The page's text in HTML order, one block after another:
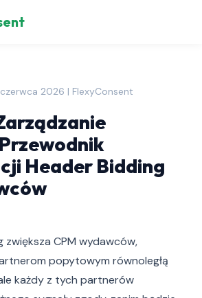
2026 | FlexyConsent
Header Bidding
zwiększa CPM wydawców,
popytowym równoległą
każdy z tych partnerów